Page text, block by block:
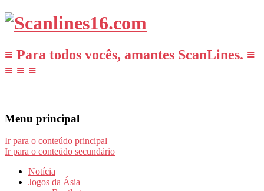
≡ Para todos vocês, amantes ScanLines. ≡
≡ ≡ ≡
Menu principal
Ir para o conteúdo principal
Ir para o conteúdo secundário
Notícia
Jogos da Ásia